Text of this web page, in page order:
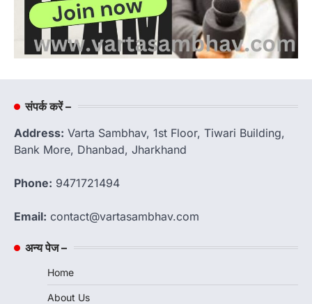
संपर्क करें –
Address: Varta Sambhav, 1st Floor, Tiwari Building,
Bank More, Dhanbad, Jharkhand
Phone: 9471721494
Email: contact@vartasambhav.com
अन्य पेज –
Home
About Us